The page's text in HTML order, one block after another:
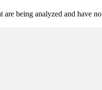
are being analyzed and have